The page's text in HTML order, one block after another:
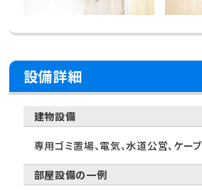
設備詳細
建物設備
専用ゴミ置場、電気、水道公営、ケー
部屋設備の一例